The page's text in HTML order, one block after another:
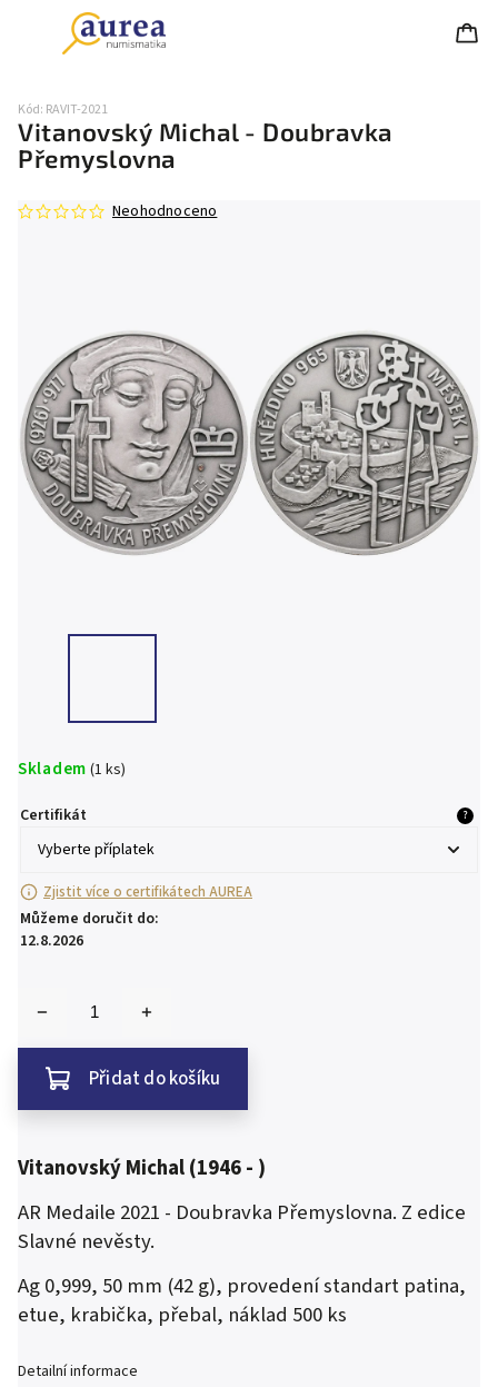
Vitanovský Michal - Doubravka
Přemyslovna
Kód: RAVIT-2021
Neohodnoceno
Skladem (1 ks)
Certifikát ?
Zjistit více o certifikátech AUREA
Můžeme doručit do:
12.8.2026
Přidat do košíku
Vitanovský Michal (1946 - )
AR Medaile 2021 - Doubravka Přemyslovna. Z edice
Slavné nevěsty.
Ag 0,999, 50 mm (42 g), provedení standart patina,
etue, krabička, přebal, náklad 500 ks
Detailní informace